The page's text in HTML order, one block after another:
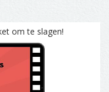
om te slagen!